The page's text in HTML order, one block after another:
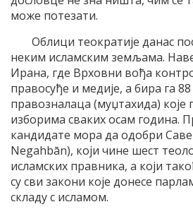
може потезати.
Облици теократије данас
неким исламским земљама.
Ирана, где Врховни вођа
правосуђе и медије, а бира га
правозналаца (муџтахида) које
изборима сваких осам година.
кандидате мора да одобри
Negahbān), који чине шест
исламских правника, а који
су сви закони које донесе
складу с исламом.